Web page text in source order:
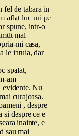
fel de tabara in
aflat lucruri pe
spune, intr-o
mai
mi casa,
le intuia, dar
spalat,
am
evidente. Nu
curajoasa.
, despre
si despre ce e
inainte, e
sau mai